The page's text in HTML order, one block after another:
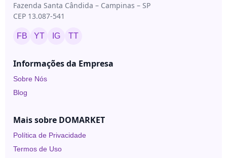
Neauvia
Rennova
Revanesse
Under
Skin
Fazenda Santa Cândida – Campinas – SP
CEP 13.087-541
FB YT IG TT
Informações da Empresa
Sobre Nós
Blog
Mais sobre DOMARKET
Política de Privacidade
Termos de Uso